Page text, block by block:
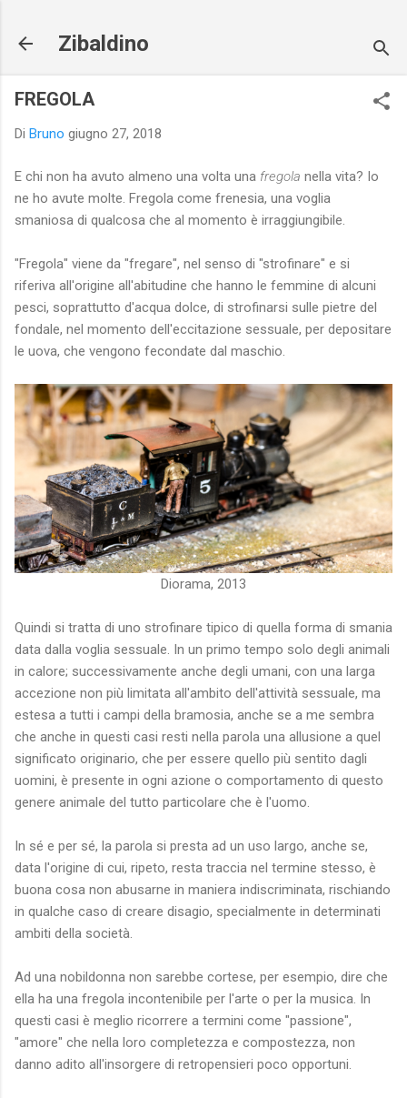
Zibaldino
FREGOLA
Di Bruno giugno 27, 2018
E chi non ha avuto almeno una volta una fregola nella vita? Io
ne ho avute molte. Fregola come frenesia, una voglia
smaniosa di qualcosa che al momento è irraggiungibile.
"Fregola" viene da "fregare", nel senso di "strofinare" e si
riferiva all'origine all'abitudine che hanno le femmine di alcuni
pesci, soprattutto d'acqua dolce, di strofinarsi sulle pietre del
fondale, nel momento dell'eccitazione sessuale, per depositare
le uova, che vengono fecondate dal maschio.
Diorama, 2013
Quindi si tratta di uno strofinare tipico di quella forma di smania
data dalla voglia sessuale. In un primo tempo solo degli animali
in calore; successivamente anche degli umani, con una larga
accezione non più limitata all'ambito dell'attività sessuale, ma
estesa a tutti i campi della bramosia, anche se a me sembra
che anche in questi casi resti nella parola una allusione a quel
significato originario, che per essere quello più sentito dagli
uomini, è presente in ogni azione o comportamento di questo
genere animale del tutto particolare che è l'uomo.
In sé e per sé, la parola si presta ad un uso largo, anche se,
data l'origine di cui, ripeto, resta traccia nel termine stesso, è
buona cosa non abusarne in maniera indiscriminata, rischiando
in qualche caso di creare disagio, specialmente in determinati
ambiti della società.
Ad una nobildonna non sarebbe cortese, per esempio, dire che
ella ha una fregola incontenibile per l'arte o per la musica. In
questi casi è meglio ricorrere a termini come "passione",
"amore" che nella loro completezza e compostezza, non
danno adito all'insorgere di retropensieri poco opportuni.